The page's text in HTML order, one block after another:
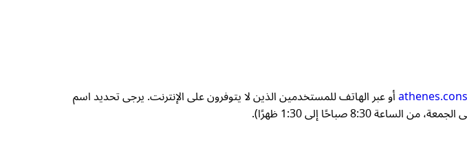
أو عبر الهاتف للمستخدمين الذين لا يتوفرون على الإنترنت. يرجى تحديد اسم
صباحًا إلى 1:30 ظهرًا).